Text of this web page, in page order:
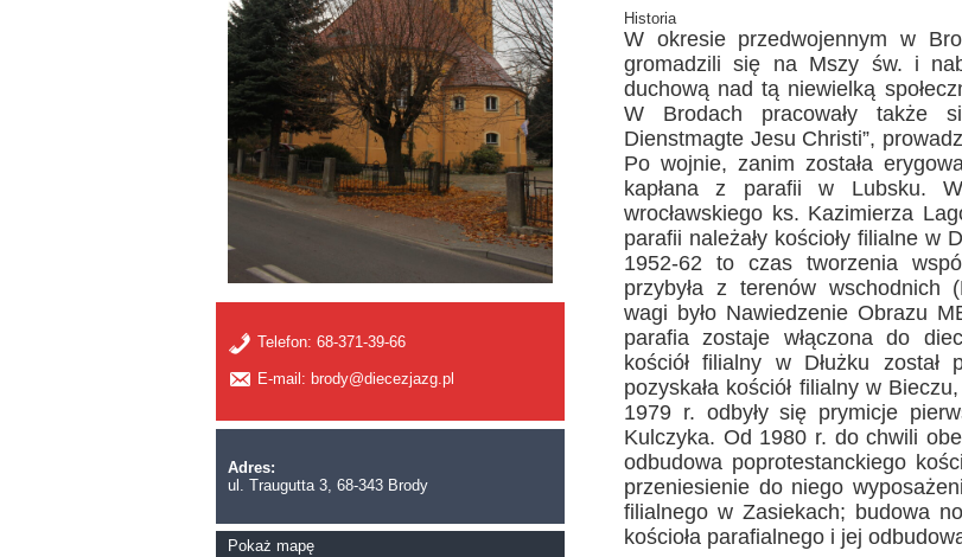
Telefon: 68-371-39-66
E-mail: brody@diecezjazg.pl
Adres:
ul. Traugutta 3, 68-343 Brody
Pokaż mapę
Historia
W okresie przedwojennym w
gromadzili się na Mszy św. i
duchową nad tą niewielką
W Brodach pracowały także
Dienstmagte Jesu Christi”,
Po wojnie, zanim została
kapłana z parafii w Lubsku.
wrocławskiego ks. Kazimierza
parafii należały kościoły filialne w
1952-62 to czas tworzenia
przybyła z terenów wschodnich
wagi było Nawiedzenie Obrazu
parafia zostaje włączona do
kościół filialny w Dłużku
pozyskała kościół filialny w
1979 r. odbyły się prymicje
Kulczyka. Od 1980 r. do chwili
odbudowa poprotestanckiego
przeniesienie do niego
filialnego w Zasiekach; budowa
kościoła parafialnego i jej